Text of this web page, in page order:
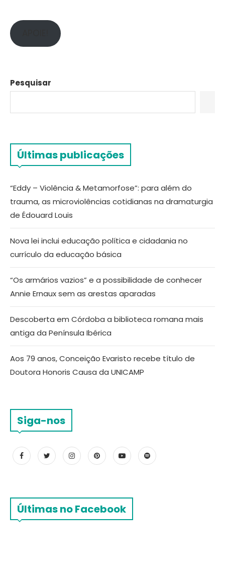
Pesquisar
Últimas publicações
“Eddy – Violência & Metamorfose”: para além do
trauma, as microviolências cotidianas na dramaturgia
de Édouard Louis
Nova lei inclui educação política e cidadania no
currículo da educação básica
“Os armários vazios” e a possibilidade de conhecer
Annie Ernaux sem as arestas aparadas
Descoberta em Córdoba a biblioteca romana mais
antiga da Península Ibérica
Aos 79 anos, Conceição Evaristo recebe título de
Doutora Honoris Causa da UNICAMP
Siga-nos
Últimas no Facebook